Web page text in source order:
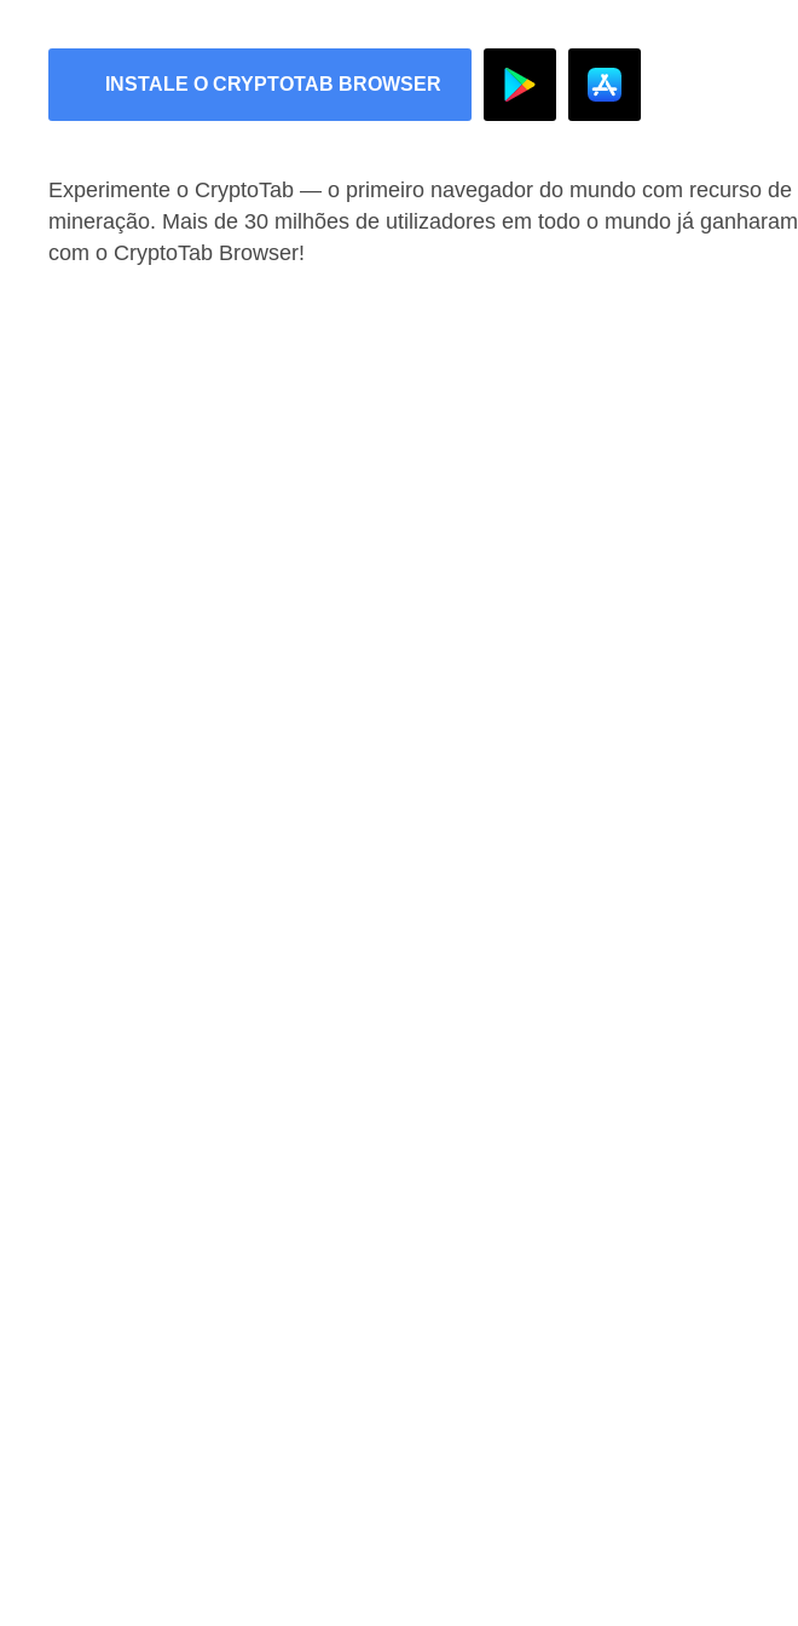
INSTALE O CRYPTOTAB BROWSER
Experimente o CryptoTab — o primeiro navegador do mundo com recurso de
mineração. Mais de 30 milhões de utilizadores em todo o mundo já ganharam
com o CryptoTab Browser!